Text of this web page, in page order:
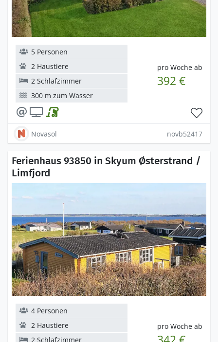
pro Woche ab
392 €
5 Personen
2 Haustiere
2 Schlafzimmer
300 m zum Wasser
Novasol novb52417
Ferienhaus 93850 in Skyum Østerstrand /
Limfjord
pro Woche ab
4 Personen
2 Haustiere
2 Schlafzimmer